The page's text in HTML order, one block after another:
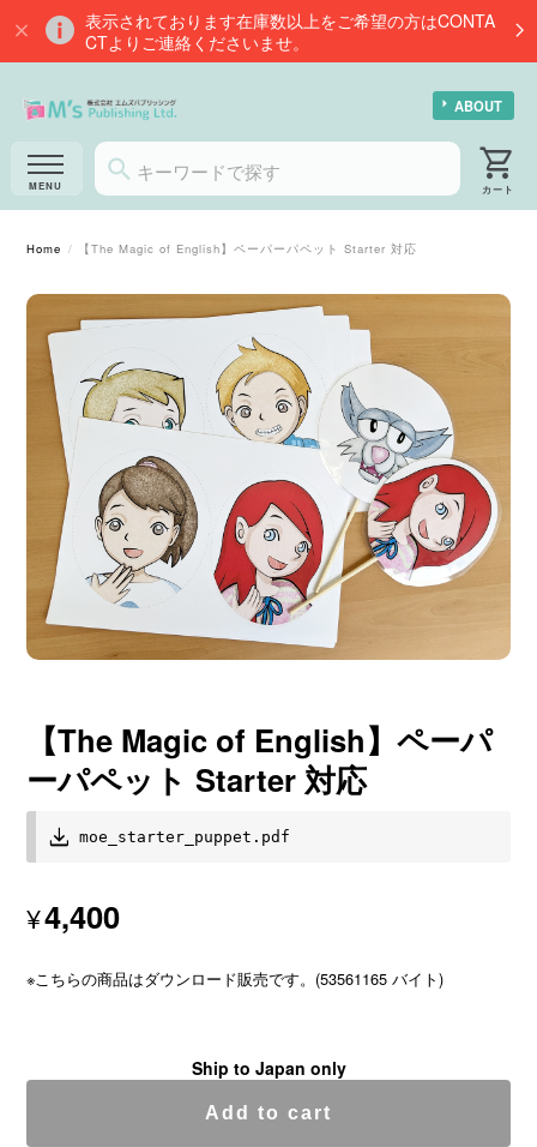
表示されております在庫数以上をご希望の方はCONTA
CTよりご連絡くださいませ。
ABOUT
Home 【The Magic of English】ペーパーパペット Starter 対応
【The Magic of English】ペーパ
ーパペット Starter 対応
moe_starter_puppet.pdf
¥4,400
※こちらの商品はダウンロード販売です。(53561165 バイト)
Ship to Japan only
Add to cart